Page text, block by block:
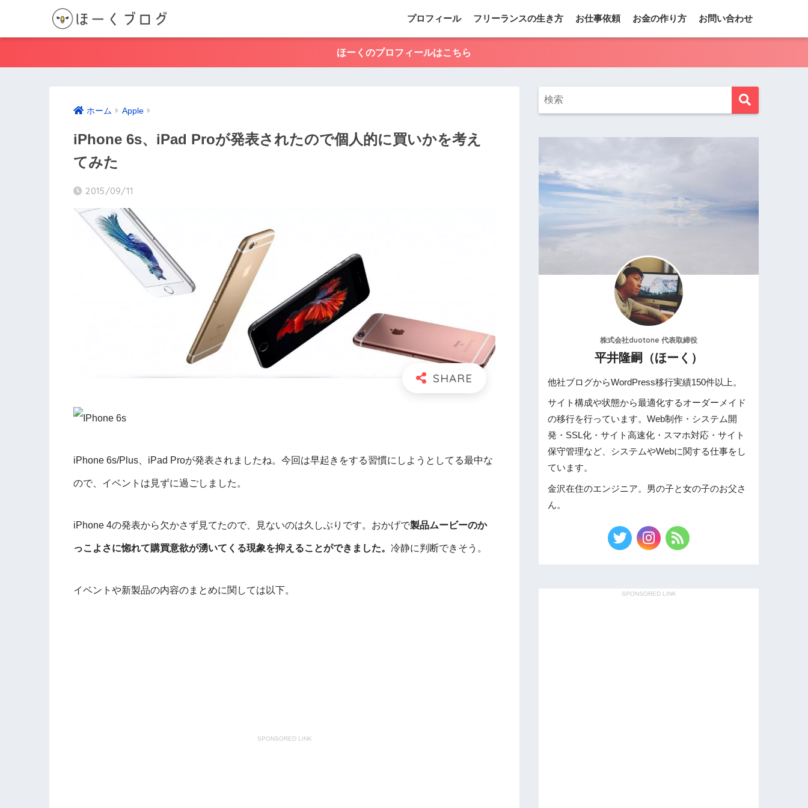
プロフィール フリーランスの生き方 お仕事依頼 お金の作り方 お問い合わせ
ほーくのプロフィールはこちら
ホーム Apple
iPhone 6s、iPad Proが発表されたので個人的に買いかを考え
てみた
2015/09/11
iPhone 6s/Plus、iPad Proが発表されましたね。今回は早起きをする習慣にしようとしてる最中な
ので、イベントは見ずに過ごしました。
iPhone 4の発表から欠かさず見てたので、見ないのは久しぶりです。おかげで製品ムービーのか
っこよさに惚れて購買意欲が湧いてくる現象を抑えることができました。 冷静に判断できそう。
イベントや新製品の内容のまとめに関しては以下。
SPONSORED LINK
株式会社duotone 代表取締役
平井隆嗣（ほーく）
他社ブログからWordPress移行実績150件以上。
サイト構成や状態から最適化するオーダーメイド
の移行を行っています。Web制作・システム開
発・SSL化・サイト高速化・スマホ対応・サイト
保守管理など、システムやWebに関する仕事をし
ています。
金沢在住のエンジニア。男の子と女の子のお父さ
ん。
SPONSORED LINK